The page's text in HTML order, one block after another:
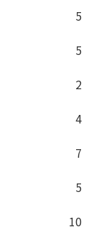
5
5
2
4
7
5
10